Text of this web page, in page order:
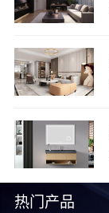
热门产品